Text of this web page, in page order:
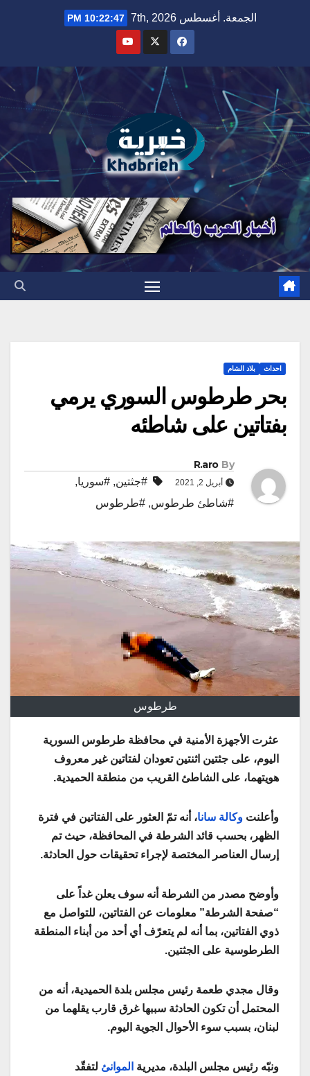
الجمعة. أغسطس 7th, 2026 10:22:49 PM
احداث بلاد الشام
بحر طرطوس السوري يرمي
بفتاتين على شاطئه
By
R.aro
أبريل 2, 2021 #جثتين, #سوريا,
#شاطئ طرطوس, #طرطوس
طرطوس
عثرت الأجهزة الأمنية في محافظة طرطوس السورية
اليوم، على جثتين اثنتين تعودان لفتاتين غير معروف
هويتهما، على الشاطئ القريب من منطقة الحميدية.
وأعلنت وكالة سانا، أنه تمّ العثور على الفتاتين في فترة
الظهر، بحسب قائد الشرطة في المحافظة، حيث تم
إرسال العناصر المختصة لإجراء تحقيقات حول الحادثة.
وأوضح مصدر من الشرطة أنه سوف يعلن غداً على
“صفحة الشرطة” معلومات عن الفتاتين، للتواصل مع
ذوي الفتاتين، بما أنه لم يتعرّف أي أحد من أبناء المنطقة
الطرطوسية على الجثتين.
وقال مجدي طعمة رئيس مجلس بلدة الحميدية، أنه من
المحتمل أن تكون الحادثة سببها غرق قارب يقلهما من
لبنان، بسبب سوء الأحوال الجوية اليوم.
ونبّه رئيس مجلس البلدة، مديرية الموانئ لتفقّد